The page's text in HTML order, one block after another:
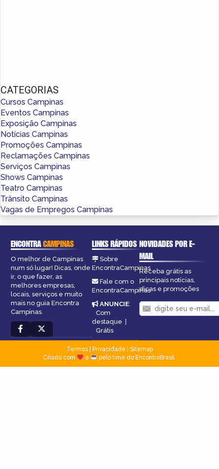
CATEGORIAS
Cursos Campinas
Eventos Campinas
Exposição Campinas
Notícias Campinas
Promoções Campinas
Reclamações Campinas
Serviços Campinas
Shows Campinas
Teatro Campinas
Trânsito Campinas
Vagas de Empregos Campinas
ENCONTRACAMPINAS
O melhor de Campinas
num só lugar! Dicas, onde
ir, o que fazer, as
melhores empresas,
locais, serviços e muito
mais no guia Encontra
Campinas.
LINKS RÁPIDOS
Sobre
EncontraCampinas
Fale com o
EncontraCampinas
ANUNCIE:
Com
destaque |
Grátis
NOVIDADES POR E-
MAIL
Receba grátis as
principais notícias,
dicas e promoções
Termos| Privacidade
Sitemap
Criado com
e pelo time do EncontraBrasil